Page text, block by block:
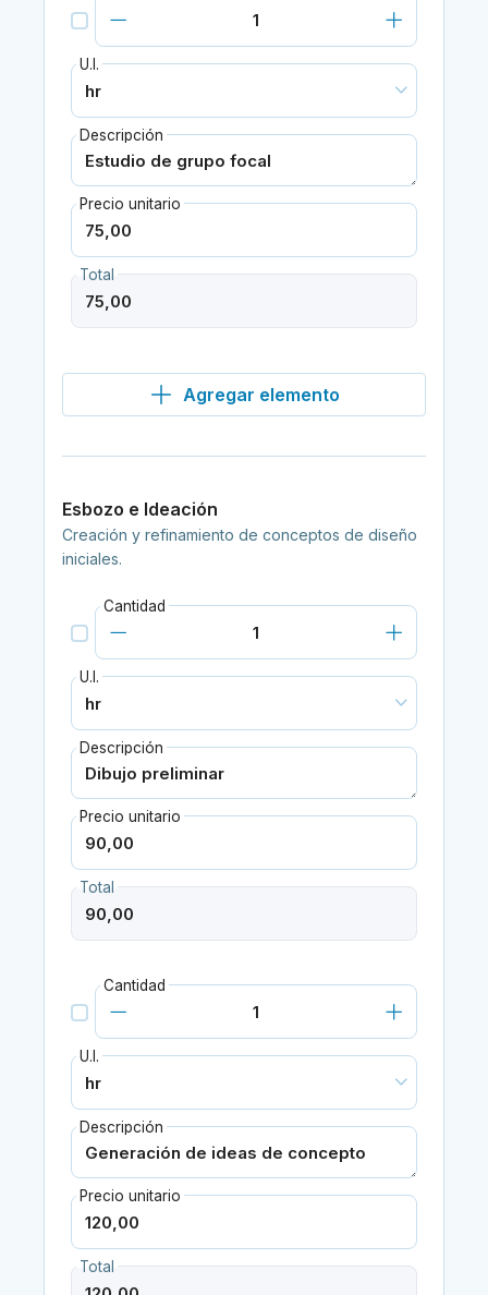
U.I.
Descripción
Precio unitario
Total
Agregar elemento
Esbozo e Ideación
Creación y refinamiento de conceptos de diseño
iniciales.
Cantidad
U.I.
Descripción
Precio unitario
Total
Cantidad
U.I.
Descripción
Precio unitario
Total